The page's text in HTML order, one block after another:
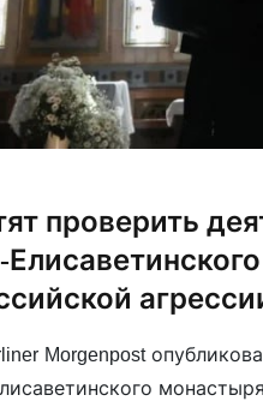
проверить
Morgenpost